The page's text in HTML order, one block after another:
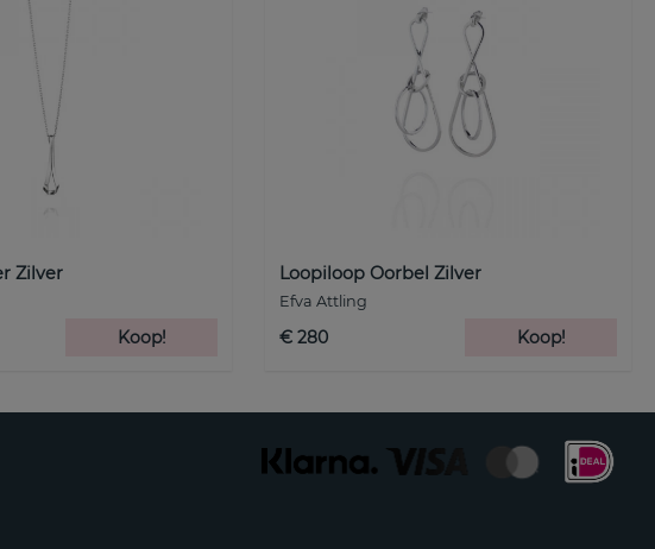
Zilver
Koop!
Loopiloop Oorbel Zilver
Efva Attling
€ 280 Koop!